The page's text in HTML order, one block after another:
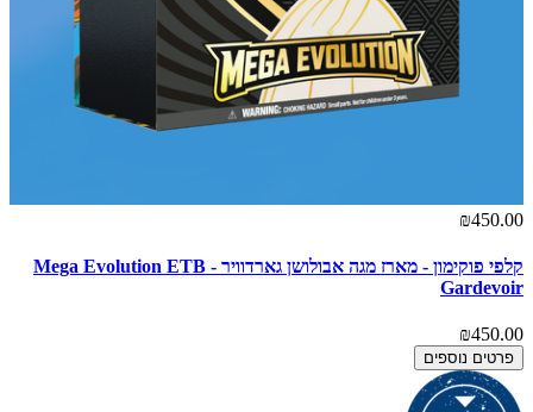
₪450.00
קלפי פוקימון - מארז מגה אבולושן גארדוויר - Mega Evolution ETB
Gardevoir
₪450.00
פרטים נוספים